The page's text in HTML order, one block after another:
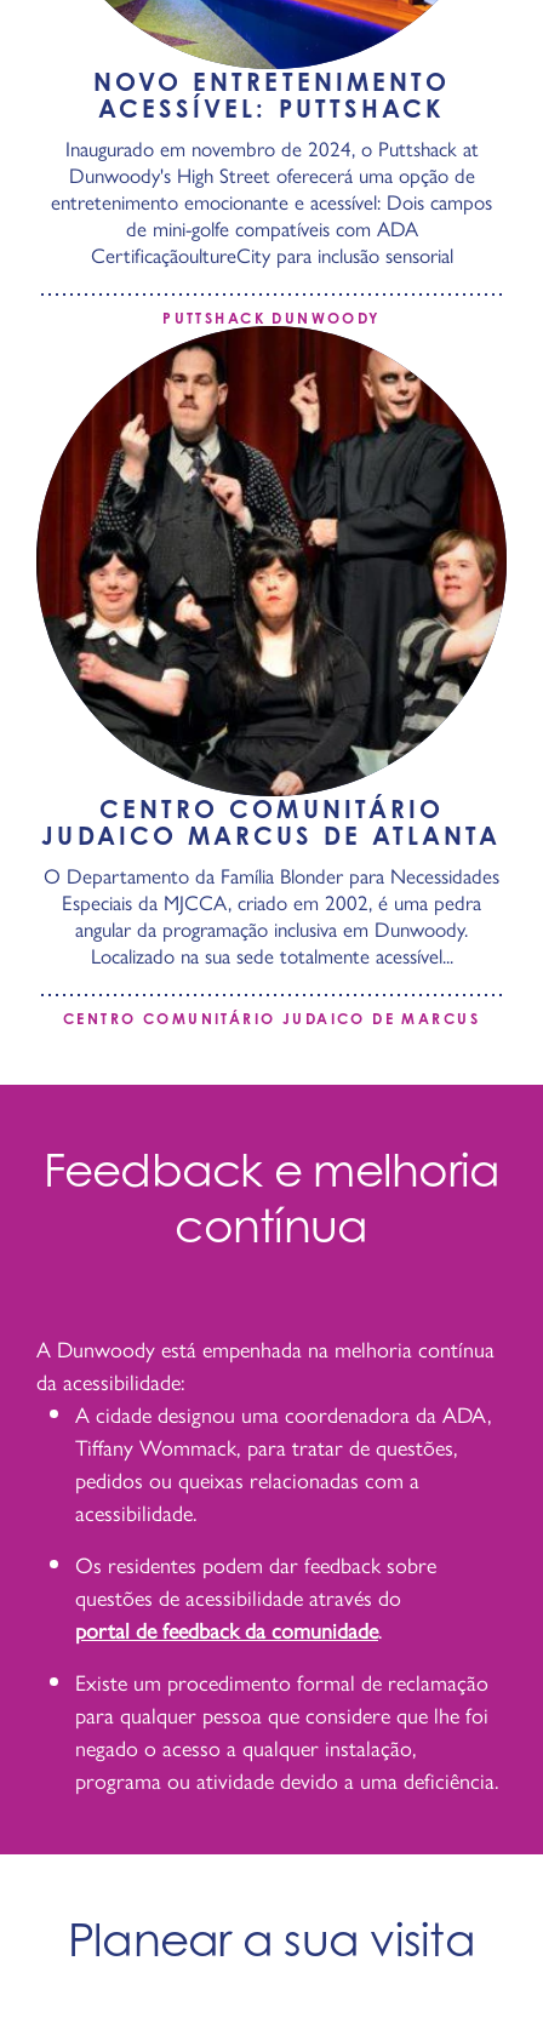
NOVO ENTRETENIMENTO
ACESSÍVEL: PUTTSHACK
Inaugurado em novembro de 2024, o Puttshack at
Dunwoody's High Street oferecerá uma opção de
entretenimento emocionante e acessível: Dois campos
de mini-golfe compatíveis com ADA
CertificaçãoultureCity para inclusão sensorial
PUTTSHACK DUNWOODY
CENTRO COMUNITÁRIO
JUDAICO MARCUS DE ATLANTA
O Departamento da Família Blonder para Necessidades
Especiais da MJCCA, criado em 2002, é uma pedra
angular da programação inclusiva em Dunwoody.
Localizado na sua sede totalmente acessível...
CENTRO COMUNITÁRIO JUDAICO DE MARCUS
Feedback e melhoria
contínua
A Dunwoody está empenhada na melhoria contínua
da acessibilidade:
A cidade designou uma coordenadora da ADA,
Tiffany Wommack, para tratar de questões,
pedidos ou queixas relacionadas com a
acessibilidade.
Os residentes podem dar feedback sobre
questões de acessibilidade através do
portal de feedback da comunidade.
Existe um procedimento formal de reclamação
para qualquer pessoa que considere que lhe foi
negado o acesso a qualquer instalação,
programa ou atividade devido a uma deficiência.
Planear a sua visita